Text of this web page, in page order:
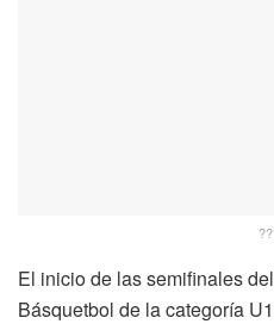
El inicio de las semifinales
Básquetbol de la categoría